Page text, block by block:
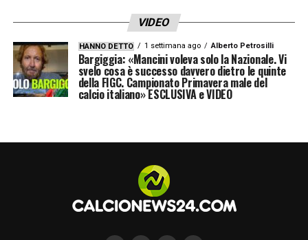
VIDEO
HANNO DETTO 1 settimana ago Alberto Petrosilli
Bargiggia: «Mancini voleva solo la Nazionale. Vi
svelo cosa è successo davvero dietro le quinte
della FIGC. Campionato Primavera male del
calcio italiano» ESCLUSIVA e VIDEO